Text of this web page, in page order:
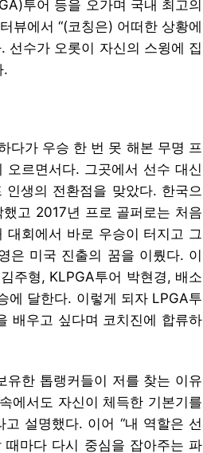
투어 등을 오가며 국내 최고의
뷰에서 “(코칭은) 어떠한 상황에
선수가 오롯이 자신의 스윙에 집
.
다가 우승 한 번 못 해본 무명 프
르면서다. 그곳에서 선수 대신
생의 전환점을 맞았다. 한국으
고 2017년 프로 골퍼로는 처음
회에서 바로 우승이 터지고 그
은 미국 진출의 꿈을 이뤘다. 이
주형, KLPGA투어 박현경, 배소
에 달한다. 이렇게 되자 LPGA투
배우고 싶다며 코치진에 합류하
유한 톱랭커들이 저를 찾는 이유
에서도 자신이 체득한 기본기를
설명했다. 이어 “내 역할은 선
마다 다시 중심을 잡아주는 파